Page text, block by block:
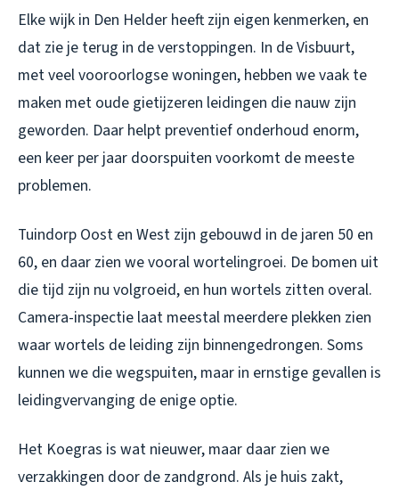
Elke wijk in Den Helder heeft zijn eigen kenmerken, en
dat zie je terug in de verstoppingen. In de Visbuurt,
met veel vooroorlogse woningen, hebben we vaak te
maken met oude gietijzeren leidingen die nauw zijn
geworden. Daar helpt preventief onderhoud enorm,
een keer per jaar doorspuiten voorkomt de meeste
problemen.
Tuindorp Oost en West zijn gebouwd in de jaren 50 en
60, en daar zien we vooral wortelingroei. De bomen uit
die tijd zijn nu volgroeid, en hun wortels zitten overal.
Camera-inspectie laat meestal meerdere plekken zien
waar wortels de leiding zijn binnengedrongen. Soms
kunnen we die wegspuiten, maar in ernstige gevallen is
leidingvervanging de enige optie.
Het Koegras is wat nieuwer, maar daar zien we
verzakkingen door de zandgrond. Als je huis zakt,